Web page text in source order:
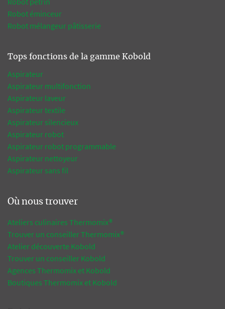
Robot éminceur
Robot mélangeur pâtisserie
Tops fonctions de la gamme Kobold
Aspirateur
Aspirateur multifonction
Aspirateur laveur
Aspirateur textile
Aspirateur silencieux
Aspirateur robot
Aspirateur robot programmable
Aspirateur nettoyeur
Aspirateur sans fil
Où nous trouver
Ateliers culinaires Thermomix®
Trouver un conseiller Thermomix®
Atelier découverte Kobold
Trouver un conseiller Kobold
Agences Thermomix et Kobold
Boutiques Thermomix et Kobold